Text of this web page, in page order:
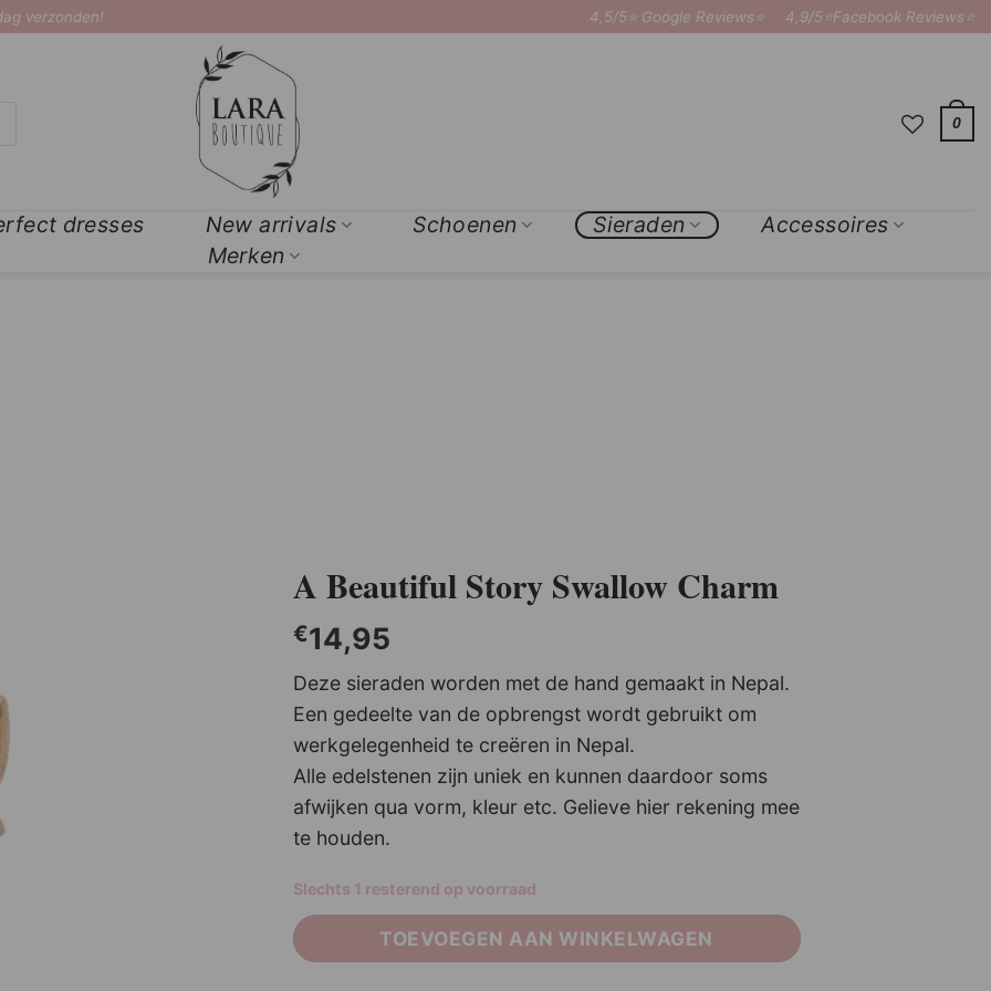
verzonden! 4,5/5⭐ Google Reviews⭐ 4,9/5⭐Facebook Reviews⭐
0
dresses New arrivals Schoenen Sieraden
Accessoires
Merken
Go Dutch Bracelet B4266-2
A Beautiful Story Swallow Charm
€14,95
Deze sieraden worden met de hand gemaakt in Nepal.
Een gedeelte van de opbrengst wordt gebruikt om
werkgelegenheid te creëren in Nepal.
Alle edelstenen zijn uniek en kunnen daardoor soms
afwijken qua vorm, kleur etc. Gelieve hier rekening mee
te houden.
Slechts 1 resterend op voorraad
TOEVOEGEN AAN WINKELWAGEN